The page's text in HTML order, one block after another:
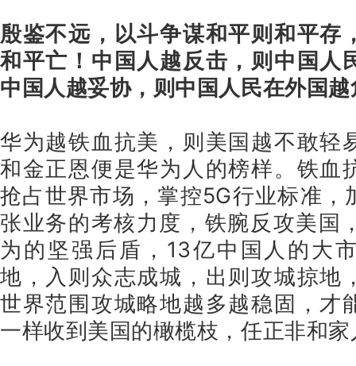
殷鉴不远，以斗争谋和平则和平存
和平亡！中国人越反击，则中国人
中国人越妥协，则中国人民在外国
华为越铁血抗美，则美国越不敢轻
和金正恩便是华为人的榜样。铁血
抢占世界市场，掌控5G行业标准，
张业务的考核力度，铁腕反攻美国
为的坚强后盾，13亿中国人的大
地，入则众志成城，出则攻城掠地
世界范围攻城略地越多越稳固，才
一样收到美国的橄榄枝，任正非和